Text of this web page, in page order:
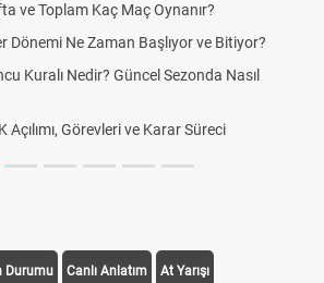
Skor Ne Demek? Sporda Skor ve Sonuç
Futbol Nasıl Oynanır? Temel Futbol
Deplasman Golü Kuralı Nedir? Hangi
DGS Sonuçları Ne Zaman Açıklanacak